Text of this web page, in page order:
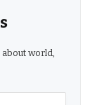
world,